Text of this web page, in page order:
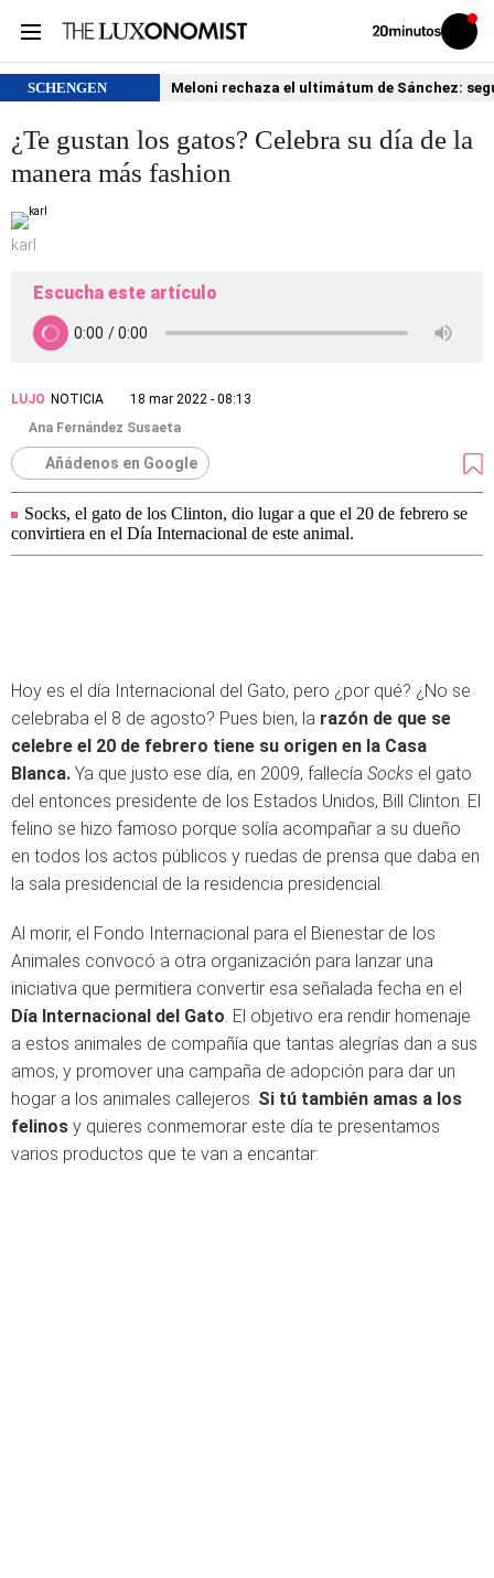
Volver
Iniciar
sesión
SCHENGEN Meloni rechaza el ultimátum de Sánchez:
¿Te gustan los gatos? Celebra su día de la
manera más fashion
karl
Escucha este artículo
LUJO NOTICIA
18 mar 2022 - 08:13
Ana Fernández Susaeta
Añádenos en Google
Socks, el gato de los Clinton, dio lugar a que el 20 de febrero se
convirtiera en el Día Internacional de este animal.
Hoy es el día Internacional del Gato, pero ¿por qué? ¿No se
celebraba el 8 de agosto? Pues bien, la razón de que se
celebre el 20 de febrero tiene su origen en la Casa
Blanca. Ya que justo ese día, en 2009, fallecía Socks el gato
del entonces presidente de los Estados Unidos, Bill Clinton. El
felino se hizo famoso porque solía acompañar a su dueño
en todos los actos públicos y ruedas de prensa que daba en
la sala presidencial de la residencia presidencial.
Al morir, el Fondo Internacional para el Bienestar de los
Animales convocó a otra organización para lanzar una
iniciativa que permitiera convertir esa señalada fecha en el
Día Internacional del Gato. El objetivo era rendir homenaje
a estos animales de compañía que tantas alegrías dan a sus
amos, y promover una campaña de adopción para dar un
hogar a los animales callejeros. Si tú también amas a los
felinos y quieres conmemorar este día te presentamos
varios productos que te van a encantar: